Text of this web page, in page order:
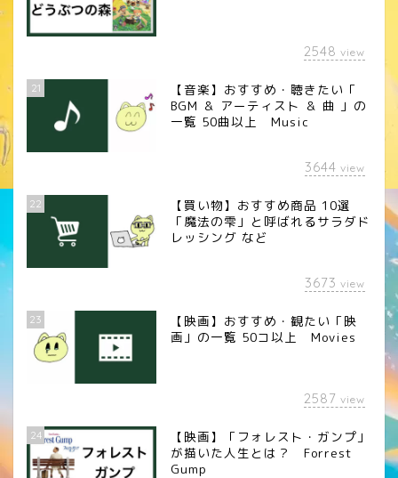
2548 view
21
【音楽】おすすめ・聴きたい「
BGM ＆ アーティスト ＆ 曲 」の
一覧 50曲以上 Music
3644 view
22
【買い物】おすすめ商品 10選
「魔法の雫」と呼ばれるサラダド
レッシング など
3673 view
23
【映画】おすすめ・観たい「映
画」の一覧 50コ以上 Movies
2587 view
24
【映画】「フォレスト・ガンプ」
が描いた人生とは？ Forrest
Gump